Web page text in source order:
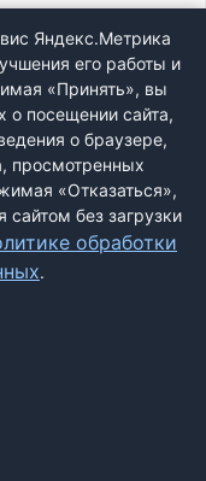
Яндекс.Метрика
его работы и
«Принять», вы
о посещении сайта,
о браузере,
просмотренных
«Отказаться»,
без загрузки
обработки
.